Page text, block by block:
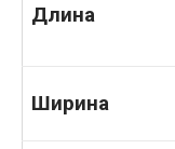
Длина
Ширина